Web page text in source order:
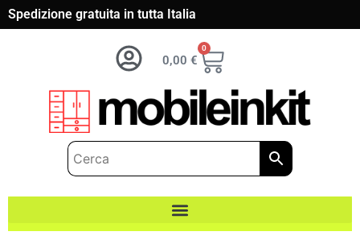
Spedizione gratuita in tutta Italia
0,00 €
0